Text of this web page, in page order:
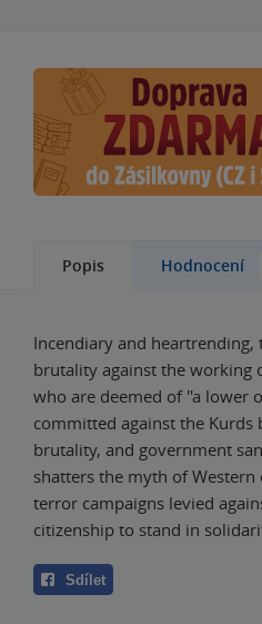
Popis Hodnocení
Incendiary and heartrending,
brutality against the working
who are deemed of ''a lower
committed against the Kurds
brutality, and government
shatters the myth of
terror campaigns levied
citizenship to stand in
Sdílet